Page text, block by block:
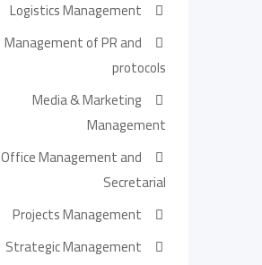
Logistics Management
Management of PR and
protocols
Media & Marketing
Management
Office Management and
Secretarial
Projects Management
Strategic Management